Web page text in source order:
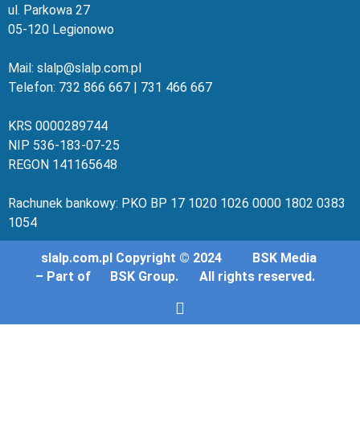
ul. Parkowa 27
05-120 Legionowo
Mail: slalp@slalp.com.pl
Telefon: 732 866 667 | 731 466 667
KRS 0000289744
NIP 536-183-07-25
REGON 141165648
Rachunek bankowy: PKO BP 17 1020 1026 0000 1802 0383
1054
slalp.com.pl Copyright © 2024
BSK Media
– Part of
BSK Group. All rights reserved.